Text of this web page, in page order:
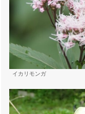
イカリモンガ